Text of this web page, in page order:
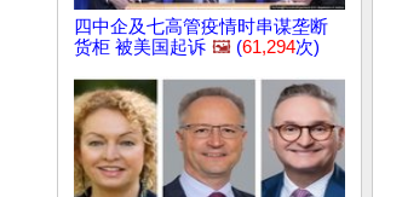
四中企及七高管疫情时串谋垄断
货柜 被美国起诉 🖼️ (61,294次)